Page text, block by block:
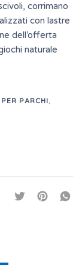
corrimano
con lastre
dell’offerta
naturale
PARCHI,